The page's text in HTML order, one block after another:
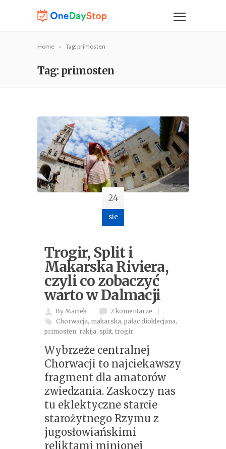
Home Tag: primosten
Tag: primosten
24
sie
Trogir, Split i
Makarska Riviera,
czyli co zobaczyć
warto w Dalmacji
By Maciek
2 komentarze
Chorwacja, makarska, pałac dioklecjana,
primosten, rakija, split, trogir
Wybrzeże centralnej
Chorwacji to najciekawszy
fragment dla amatorów
zwiedzania. Zaskoczy nas
tu eklektyczne starcie
starożytnego Rzymu z
jugosłowiańskimi
reliktami minionej